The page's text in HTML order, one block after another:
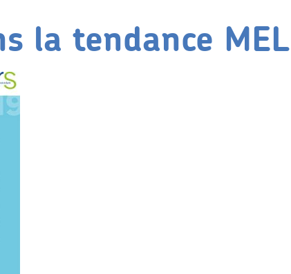
la tendance